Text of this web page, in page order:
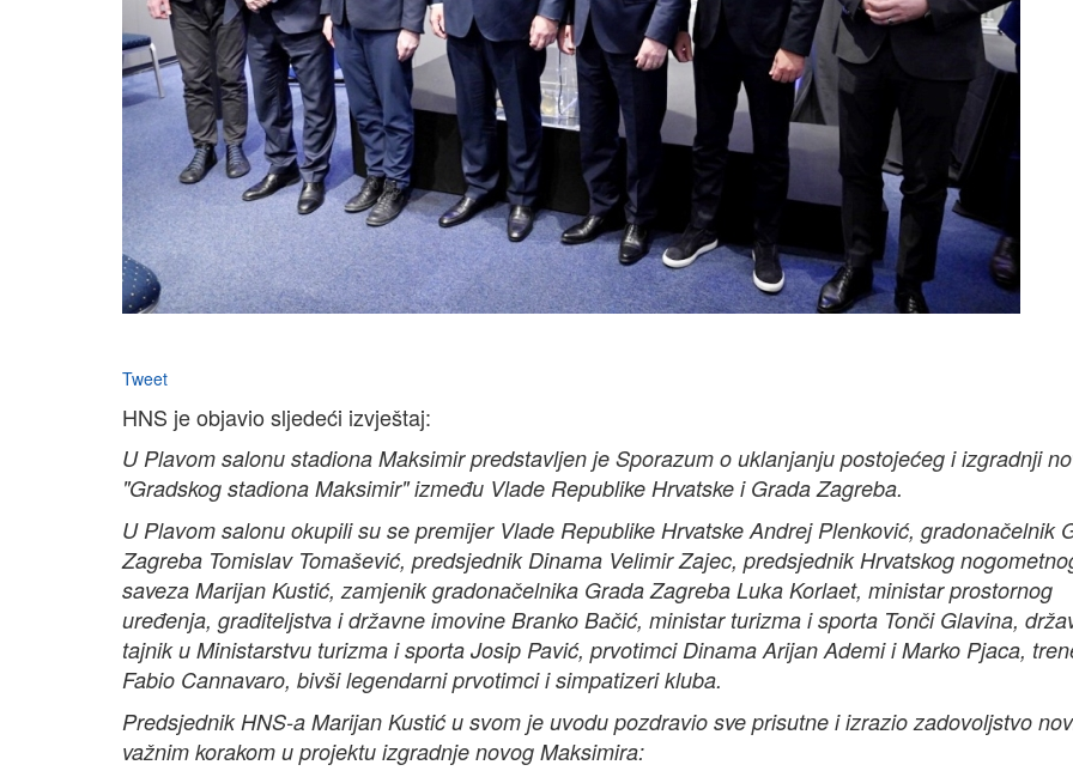
Tweet
HNS je objavio sljedeći izvještaj:
U Plavom salonu stadiona Maksimir predstavljen je Sporazum o uklanjanju postojećeg i izgradnji
"Gradskog stadiona Maksimir" između Vlade Republike Hrvatske i Grada Zagreba.
U Plavom salonu okupili su se premijer Vlade Republike Hrvatske Andrej Plenković, gradonačelnik
Zagreba Tomislav Tomašević, predsjednik Dinama Velimir Zajec, predsjednik Hrvatskog
saveza Marijan Kustić, zamjenik gradonačelnika Grada Zagreba Luka Korlaet, ministar prostornog
uređenja, graditeljstva i državne imovine Branko Bačić, ministar turizma i sporta Tonči Glavina,
tajnik u Ministarstvu turizma i sporta Josip Pavić, prvotimci Dinama Arijan Ademi i Marko Pjaca,
Fabio Cannavaro, bivši legendarni prvotimci i simpatizeri kluba.
Predsjednik HNS-a Marijan Kustić u svom je uvodu pozdravio sve prisutne i izrazio zadovoljstvo
važnim korakom u projektu izgradnje novog Maksimira: